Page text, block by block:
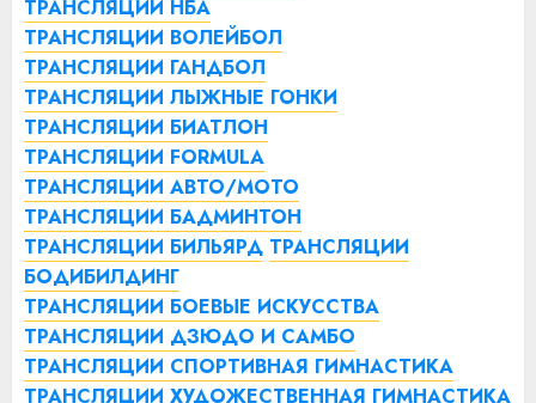
ТРАНСЛЯЦИИ НБА
ТРАНСЛЯЦИИ ВОЛЕЙБОЛ
ТРАНСЛЯЦИИ ГАНДБОЛ
ТРАНСЛЯЦИИ ЛЫЖНЫЕ ГОНКИ
ТРАНСЛЯЦИИ БИАТЛОН
ТРАНСЛЯЦИИ FORMULA
ТРАНСЛЯЦИИ АВТО/МОТО
ТРАНСЛЯЦИИ БАДМИНТОН
ТРАНСЛЯЦИИ БИЛЬЯРД ТРАНСЛЯЦИИ
БОДИБИЛДИНГ
ТРАНСЛЯЦИИ БОЕВЫЕ ИСКУССТВА
ТРАНСЛЯЦИИ ДЗЮДО И САМБО
ТРАНСЛЯЦИИ СПОРТИВНАЯ ГИМНАСТИКА
ТРАНСЛЯЦИИ ХУДОЖЕСТВЕННАЯ ГИМНАСТИКА